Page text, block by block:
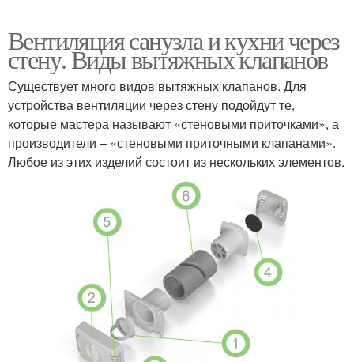
Вентиляция санузла и кухни через
стену. Виды вытяжных клапанов
Существует много видов вытяжных клапанов. Для
устройства вентиляции через стену подойдут те,
которые мастера называют «стеновыми приточками», а
производители – «стеновыми приточными клапанами».
Любое из этих изделий состоит из нескольких элементов.